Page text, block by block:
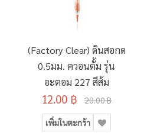
(Factory Clear) ดินสอกด
0.5มม. ควอนตั้ม รุ่น
อะตอม 227 สีส้ม
12.00 ฿ 20.00 ฿
เพิ่มในตะกร้า